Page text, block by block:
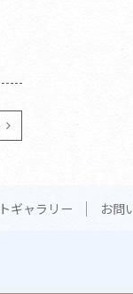
ギャラリー お問